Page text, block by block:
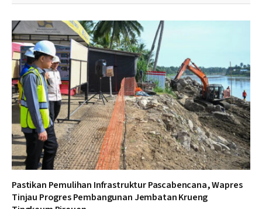
Pastikan Pemulihan Infrastruktur Pascabencana, Wapres
Tinjau Progres Pembangunan Jembatan Krueng